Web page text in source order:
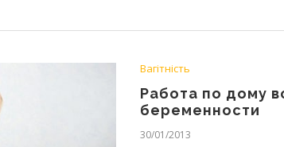
Вагітність
Работа по дому
беременности
30/01/2013